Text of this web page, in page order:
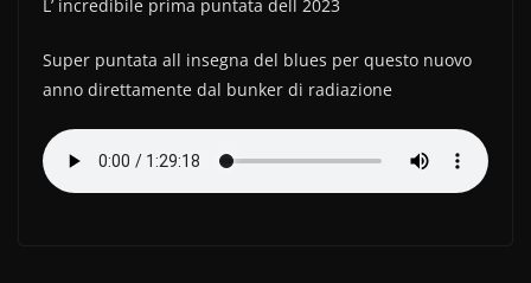
c
e
b
o
o
itt
er
n
di
vi
di
L’ incredibile prima puntata dell 2023
Super puntata all insegna del blues per questo nuovo
anno direttamente dal bunker di radiazione